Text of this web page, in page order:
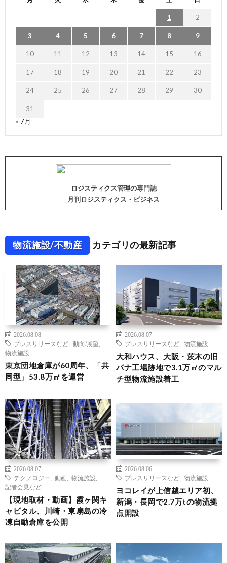
1 2
3 4 5 6 7 8 9
10 11 12 13 14 15 16
17 18 19 20 21 22 23
24 25 26 27 28 29 30
31
« 7月
ロジスティクス管理の専門誌
月刊ロジスティクス・ビジネス
物流施設/不動産 カテゴリの最新記事
2026.08.08
プレスリリースなど
動向/展望
物流施設
東京団地倉庫が60周年、「共
同型」53.8万㎡を運営
2026.08.07
プレスリリースなど
物流施設
大和ハウス、大阪・茨木の旧
パナ工場跡地で3.1万㎡のマル
チ型物流施設着工
2026.08.07
テクノロジー
動画 物流施設
記者会見など
【現地取材・動画】霞ヶ関キ
ャピタル、川崎・東扇島の冷
凍自動倉庫を公開
2026.08.06
プレスリリースなど
物流施設
ヨコレイが上信越エリア初、
新潟・長岡で2.7万tの物流拠
点開設